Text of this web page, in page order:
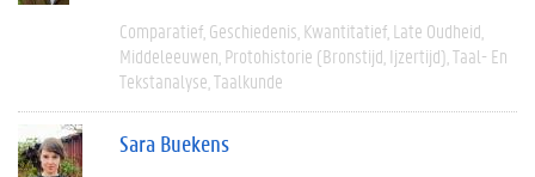
Comparatief Geschiedenis Kwantitatief Late Oudheid
Middeleeuwen Protohistorie (bronstijd, Ijzertijd) Taal- En
Tekstanalyse Taalkunde
Sara Buekens